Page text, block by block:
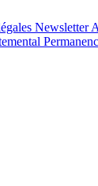
Newsletter